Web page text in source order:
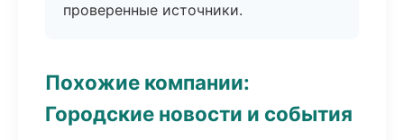
проверенные источники.
Похожие компании:
Городские новости и события